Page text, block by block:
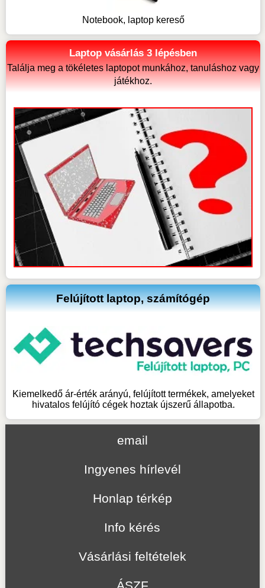
Notebook, laptop kereső
Laptop vásárlás 3 lépésben
Találja meg a tökéletes laptopot munkához, tanuláshoz vagy
játékhoz.
Felújított laptop, számítógép
Kiemelkedő ár-érték arányú, felújított termékek, amelyeket
hivatalos felújító cégek hoztak újszerű állapotba.
email
Ingyenes hírlevél
Honlap térkép
Info kérés
Vásárlási feltételek